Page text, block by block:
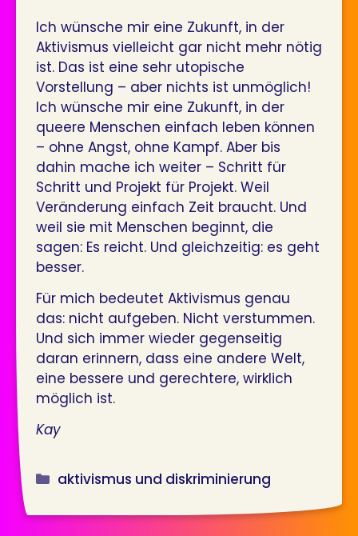
Ich wünsche mir eine Zukunft, in der
Aktivismus vielleicht gar nicht mehr nötig
ist. Das ist eine sehr utopische
Vorstellung – aber nichts ist unmöglich!
Ich wünsche mir eine Zukunft, in der
queere Menschen einfach leben können
– ohne Angst, ohne Kampf. Aber bis
dahin mache ich weiter – Schritt für
Schritt und Projekt für Projekt. Weil
Veränderung einfach Zeit braucht. Und
weil sie mit Menschen beginnt, die
sagen: Es reicht. Und gleichzeitig: es geht
besser.
Für mich bedeutet Aktivismus genau
das: nicht aufgeben. Nicht verstummen.
Und sich immer wieder gegenseitig
daran erinnern, dass eine andere Welt,
eine bessere und gerechtere, wirklich
möglich ist.
Kay
Kategorien
aktivismus und diskriminierung